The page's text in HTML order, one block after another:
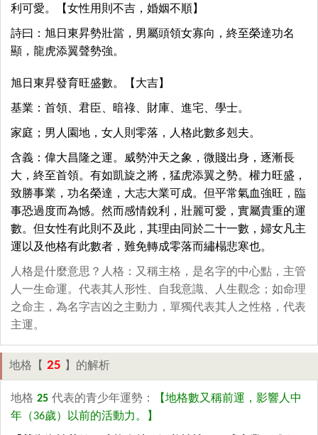
利可愛。【女性用則不吉，婚姻不順】
詩曰：旭日東昇勢壯當，男屬頭領女寡向，終至榮達功名
顯，龍虎添翼聲勢強。
旭日東昇發育旺盛數。【大吉】
基業：首領、君臣、暗祿、財庫、進宅、學士。
家庭；男人園地，女人則零落，人格此數多剋夫。
含義：偉大昌隆之運。威勢沖天之象，微賤出身，逐漸長
大，終至首領。有如凱旋之將，猛虎添翼之勢。權力旺盛，
致勝事業，功名榮達，大志大業可成。但平常氣血強旺，臨
事恐過度而為憾。然而感情銳利，壯麗可愛，實屬貴重的運
數。但女性有此則不及此，其理由同於二十一數，婦女凡主
運以及他格有此數者，難免轉成零落而繡榻悲寒也。
人格是什麼意思？人格：又稱主格，是名字的中心點，主管
人一生命運。代表其人形性、自我意識、人生觀念；如命理
之命主，為名字吉凶之主動力，單獨代表其人之性格，代表
主運。
地格【 25 】的解析
地格 25 代表的青少年運勢：
【地格數又稱前運，影響人中
年（36歲）以前的活動力。】